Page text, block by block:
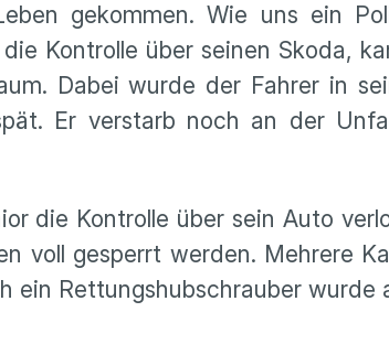
gekommen. Wie uns ein
Kontrolle über seinen Skoda,
Dabei wurde der Fahrer in
Er verstarb noch an der
die Kontrolle über sein Auto
voll gesperrt werden. Mehrere
ein Rettungshubschrauber